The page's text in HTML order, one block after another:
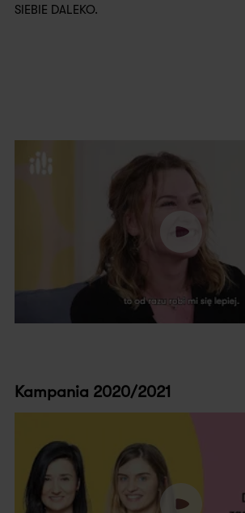
SIEBIE DALEKO.
Kampania 2020/2021